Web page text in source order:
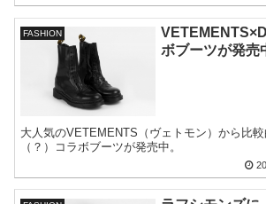
FASHION
ボブーツが発売
大人気のVETEMENTS（ヴェトモン）から比
（？）コラボブーツが発売中。